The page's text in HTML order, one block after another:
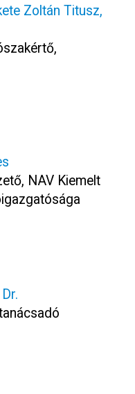
Zoltán Titusz,
NAV Kiemelt